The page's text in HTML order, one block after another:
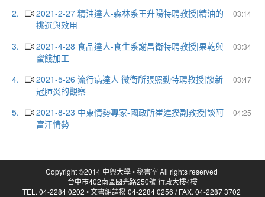
2.
03:14
2021-2-27 精油達人-森林系王升陽特聘教授|精油的
挑選與效用
3.
03:34
2021-4-28 食品達人-食生系謝昌衛特聘教授|果乾與
蜜餞加工
4.
03:47
2021-5-26 流行病達人 微衛所張照勤特聘教授|談新
冠肺炎的觀察
5.
04:25
2021-8-23 中東情勢專家-國政所崔進揆副教授|談阿
富汗情勢
Copyright ©2014 中興大學 • 秘書室 All rights reserved
台中市402南區國光路250號 行政大樓4樓
TEL. 04-2284 0202 • 文書組請撥 04-2284 0256 / FAX. 04-2287 3702